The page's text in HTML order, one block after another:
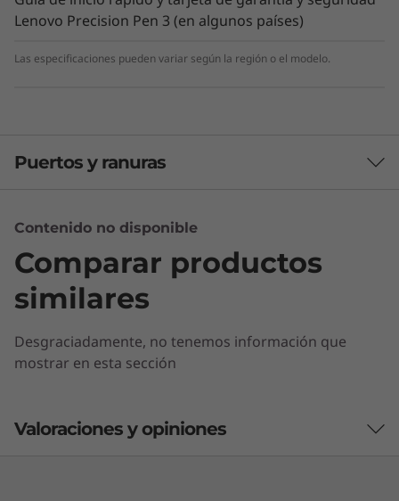
Se distribuye con las aplicaciones de
Google más útiles
Hay una aplicación para ti, tanto si te gusta la
tus amigos en Google Play. Además, la versión
precargada de Google Play Protect ayuda a
aplicaciones analizadas diariamente, incluso
Lenovo Precision Pen 3 (en algunos países)
Las especificaciones pueden variar según la región o el modelo.
Puertos y ranuras
Contenido no disponible
Comparar productos
similares
Desgraciadamente, no tenemos información que
mostrar en esta sección
Valoraciones y opiniones